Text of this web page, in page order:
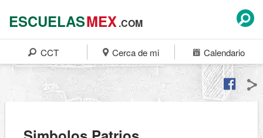
ESCUELASMEX.COM
CCT Cerca de mi Calendario